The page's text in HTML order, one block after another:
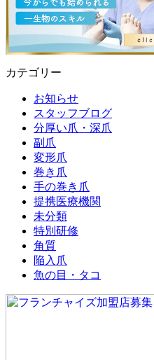
カテゴリー
お知らせ
スタッフブログ
分厚い爪・深爪
副爪
変形爪
巻き爪
手の巻き爪
提携医療機関
未分類
特別研修
角質
陥入爪
魚の目・タコ